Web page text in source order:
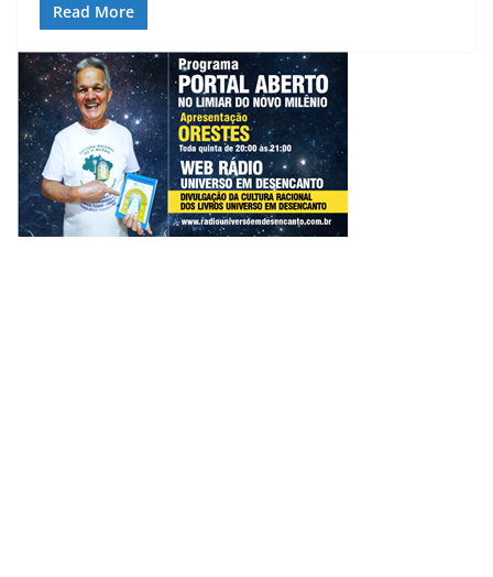
Read More